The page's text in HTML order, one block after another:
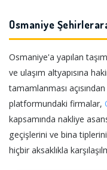
Osmaniye
Osmaniye'a yapılan
ve ulaşım altyapısına
tamamlanması
platformundaki firmalar,
kapsamında nakliye
geçişlerini ve bina
hiçbir aksaklıkla